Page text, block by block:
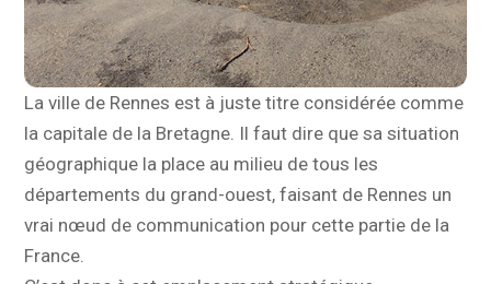
La ville de Rennes est à juste titre considérée comme
la capitale de la Bretagne. Il faut dire que sa situation
géographique la place au milieu de tous les
départements du grand-ouest, faisant de Rennes un
vrai nœud de communication pour cette partie de la
France.